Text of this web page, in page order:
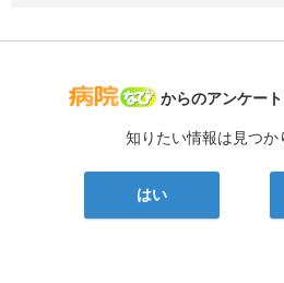
病院なび
からのアンケー
知りたい情報は見つか
はい